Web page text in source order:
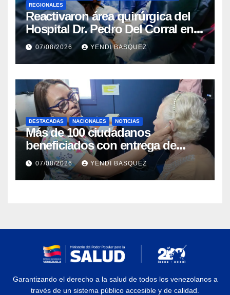
REGIONALES
Reactivaron área quirúrgica del
Hospital Dr. Pedro Del Corral en
Guárico
07/08/2026 YENDI BASQUEZ
DESTACADAS NACIONALES NOTICIAS
Más de 100 ciudadanos
beneficiados con entrega de
prótesis auditivas en el Centro de
Rehabilitación J.J. Arvelo
07/08/2026 YENDI BASQUEZ
Garantizando el derecho a la salud de todos los venezolanos a
través de un sistema público accesible y de calidad.